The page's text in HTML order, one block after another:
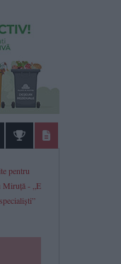
pentru
Miruță - „E